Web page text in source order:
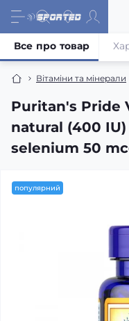
Вітаміни та мінерали
Puritan's Pride
natural (400
selenium 50
Все про товар
популярний